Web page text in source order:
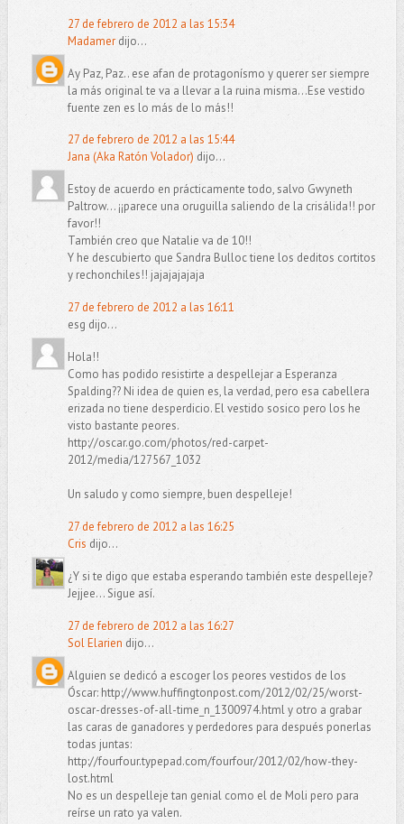
27 de febrero de 2012 a las 15:34
Madamerdijo...
Ay Paz, Paz.. ese afan de protagonísmo y querer ser siempre
la más original te va a llevar a la ruina misma...Ese vestido
fuente zen es lo más de lo más!!
27 de febrero de 2012 a las 15:44
Jana (Aka Ratón Volador) dijo...
Estoy de acuerdo en prácticamente todo, salvo Gwyneth
Paltrow... ¡¡parece una oruguilla saliendo de la crisálida!! por
favor!!
También creo que Natalie va de 10!!
Y he descubierto que Sandra Bulloc tiene los deditos cortitos
y rechonchiles!! jajajajajaja
27 de febrero de 2012 a las 16:11
esg dijo...
Hola!!
Como has podido resistirte a despellejar a Esperanza
Spalding?? Ni idea de quien es, la verdad, pero esa cabellera
erizada no tiene desperdicio. El vestido sosico pero los he
visto bastante peores.
http://oscar.go.com/photos/red-carpet-
2012/media/127567_1032
Un saludo y como siempre, buen despelleje!
27 de febrero de 2012 a las 16:25
Cris dijo...
¿Y si te digo que estaba esperando también este despelleje?
Jejjee... Sigue así.
27 de febrero de 2012 a las 16:27
Sol Elarien dijo...
Alguien se dedicó a escoger los peores vestidos de los
Óscar: http://www.huffingtonpost.com/2012/02/25/worst-
oscar-dresses-of-all-time_n_1300974.html y otro a grabar
las caras de ganadores y perdedores para después ponerlas
todas juntas:
http://fourfour.typepad.com/fourfour/2012/02/how-they-
lost.html
No es un despelleje tan genial como el de Moli pero para
reírse un rato ya valen.